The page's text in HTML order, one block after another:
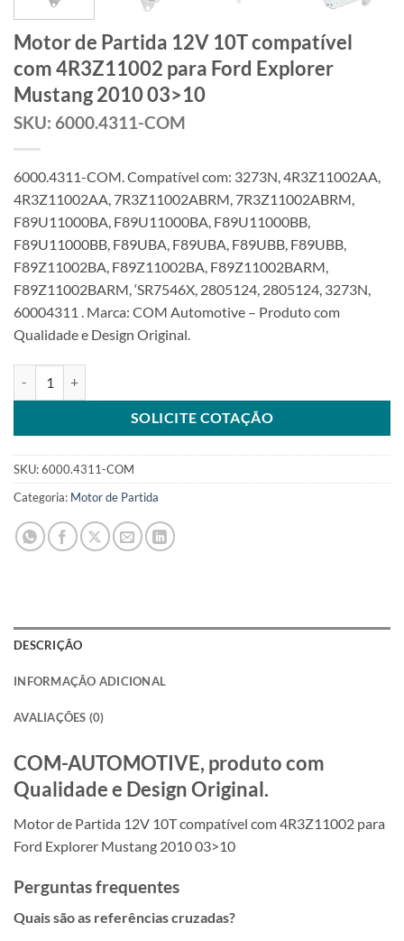
Motor de Partida 12V 10T compatível
com 4R3Z11002 para Ford Explorer
Mustang 2010 03>10
SKU: 6000.4311-COM
6000.4311-COM. Compatível com: 3273N, 4R3Z11002AA,
4R3Z11002AA, 7R3Z11002ABRM, 7R3Z11002ABRM,
F89U11000BA, F89U11000BA, F89U11000BB,
F89U11000BB, F89UBA, F89UBA, F89UBB, F89UBB,
F89Z11002BA, F89Z11002BA, F89Z11002BARM,
F89Z11002BARM, ‘SR7546X, 2805124, 2805124, 3273N,
60004311 . Marca: COM Automotive – Produto com
Qualidade e Design Original.
SOLICITE COTAÇÃO
SKU:6000.4311-COM
Categoria: Motor de Partida
DESCRIÇÃO
INFORMAÇÃO ADICIONAL
AVALIAÇÕES (0)
COM-AUTOMOTIVE, produto com
Qualidade e Design Original.
Motor de Partida 12V 10T compatível com 4R3Z11002 para
Ford Explorer Mustang 2010 03>10
Perguntas frequentes
Quais são as referências cruzadas?